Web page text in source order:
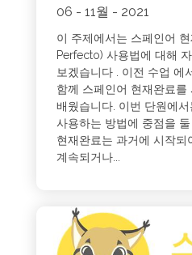
06 - 11월 - 2021
이 주제에서는 스페인어
Perfecto) 사용법에 대해
보겠습니다 . 이전 수업 에
함께 스페인어 현재완료를
배웠습니다. 이번 단원에
사용하는 방법에 중점을
현재완료는 과거에 시작되
계속되거나...